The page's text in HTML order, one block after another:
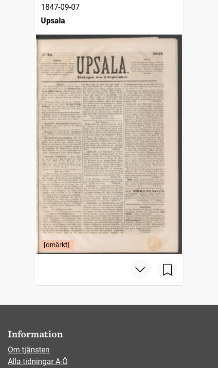
1847-09-07
Upsala
[omärkt]
Information
Om tjänsten
Alla tidningar A-Ö